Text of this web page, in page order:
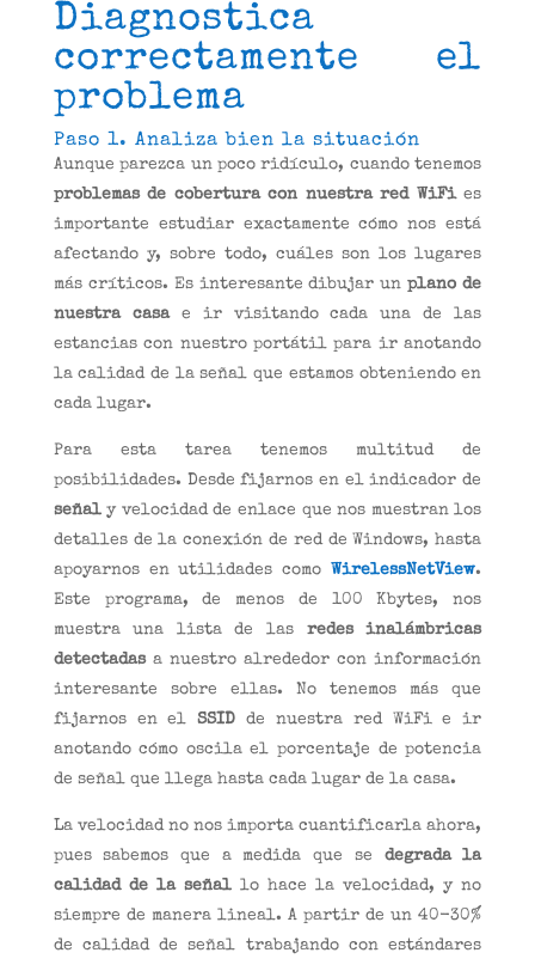
Diagnostica
correctamente el
problema
Paso 1. Analiza bien la situación
Aunque parezca un poco ridículo, cuando tenemos
problemas de cobertura con nuestra red WiFies
importante estudiar exactamente cómo nos está
afectando y, sobre todo, cuáles son los lugares
más críticos. Es interesante dibujar unplano de
nuestra casae ir visitando cada una de las
estancias con nuestro portátil para ir anotando
la calidad de la señal que estamos obteniendo en
cada lugar.
Para esta tarea tenemos multitud de
posibilidades. Desde fijarnos en el indicador de
señaly velocidad de enlace que nos muestran los
detalles de la conexión de red de Windows, hasta
apoyarnos en utilidades como WirelessNetView.
Este programa, de menos de 100 Kbytes, nos
muestra una lista de las redes inalámbricas
detectadasa nuestro alrededor con información
interesante sobre ellas. No tenemos más que
fijarnos en elSSID de nuestra red WiFi e ir
anotando cómo oscila el porcentaje de potencia
de señal que llega hasta cada lugar de la casa.
La velocidad no nos importa cuantificarla ahora,
pues sabemos que a medida que se degrada la
calidad de la señallo hace la velocidad, y no
siempre de manera lineal. A partir de un 40-30%
de calidad de señal trabajando con estándares